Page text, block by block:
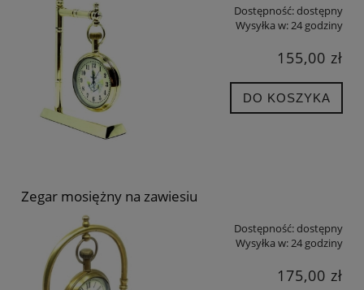
Dostępność:dostępny
Wysyłka w:24 godziny
155,00 zł
DO KOSZYKA
Zegar mosiężny na zawiesiu
Dostępność:dostępny
Wysyłka w:24 godziny
175,00 zł